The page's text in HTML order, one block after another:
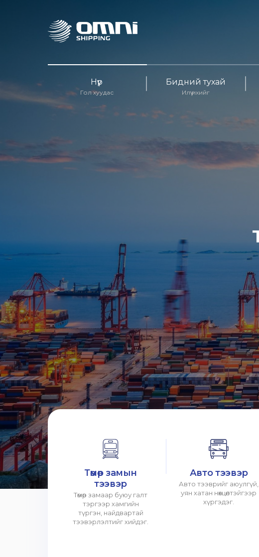
Нүүр
Гол хуудас
Бидний тухай
Илүү ихийг
Төмөр замын
тээвэр
Төмөр замаар буюу галт
тэргээр хамгийн
түргэн, найдвартай
тээвэрлэлтийг хийдэг.
Авто тээвэр
Авто тээврийг аюулгүй,
уян хатан нөхцөлтэйгээр
хүргэдэг.